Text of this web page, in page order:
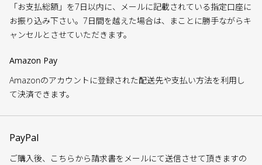
「お支払総額」を7日以内に、メールに記載されている指定口座に
お振り込み下さい。7日間を越えた場合は、まことに勝手ながらキ
ャンセルとさせていただきます。
Amazon Pay
Amazonのアカウントに登録された配送先や支払い方法を利用し
て決済できます。
PayPal
ご購入後、こちらから請求書をメールにて送信させて頂きますの